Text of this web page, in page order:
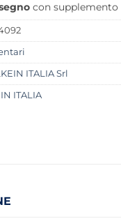
con supplemento
ITALIA Srl
ITALIA